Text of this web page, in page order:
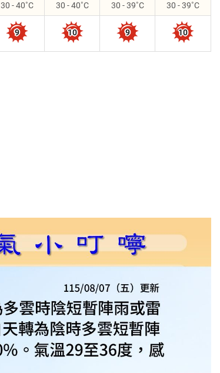
30 - 40 30 - 40 30 - 39 30 - 39
9
過量級
10
過量級
9
過量級
10
過量級